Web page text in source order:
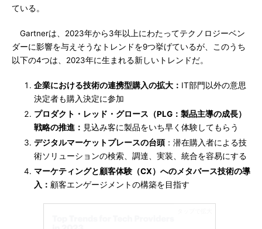
ている。
Gartnerは、2023年から3年以上にわたってテクノロジーベン
ダーに影響を与えそうなトレンドを9つ挙げているが、このうち
以下の4つは、2023年に生まれる新しいトレンドだ。
企業における技術の連携型購入の拡大： IT部門以外の意思
決定者も購入決定に参加
プロダクト・レッド・グロース（PLG：製品主導の成長）
戦略の推進： 見込み客に製品をいち早く体験してもらう
デジタルマーケットプレースの台頭 ：潜在購入者による技
術ソリューションの検索、調達、実装、統合を容易にする
マーケティングと顧客体験（CX）へのメタバース技術の導
入： 顧客エンゲージメントの構築を目指す